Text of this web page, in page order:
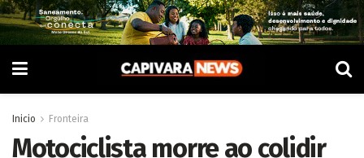
Inicio Fronteira
Motociclista morre ao colidir